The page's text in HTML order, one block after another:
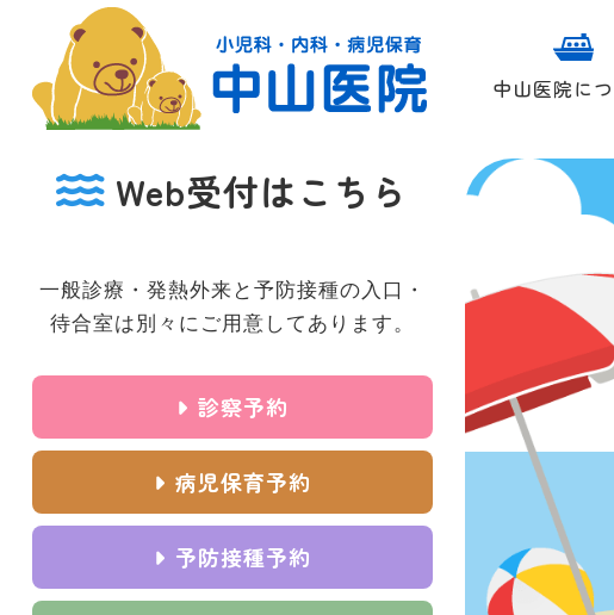
中山医院に
Web受付はこちら
一般診療・発熱外来と予防接種の入口・
待合室は別々にご用意してあります。
診察予約
病児保育予約
予防接種予約